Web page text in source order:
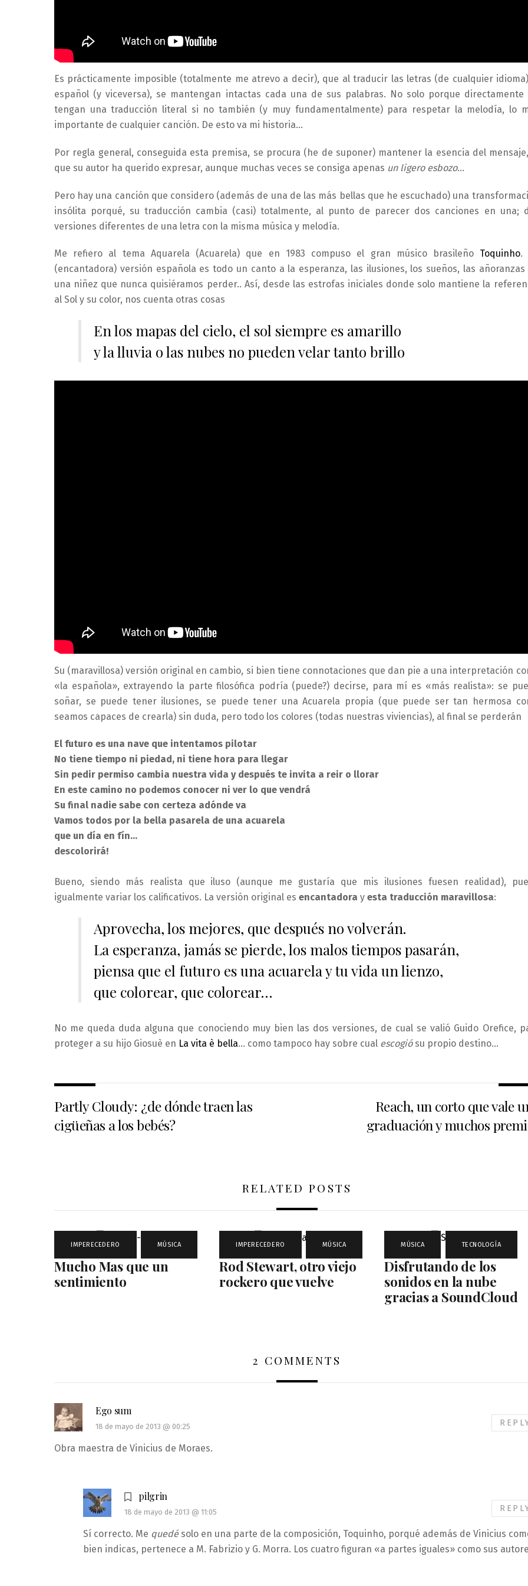
Es prácticamente imposible (totalmente me atrevo a decir), que al traducir las letras (de cualquier
español (y viceversa), se mantengan intactas cada una de sus palabras. No solo porque directamente
tengan una traducción literal si no también (y muy fundamentalmente) para respetar la melodía, lo
importante de cualquier canción. De esto va mi historia…
Por regla general, conseguida esta premisa, se procura (he de suponer) mantener la esencia del
que su autor ha querido expresar, aunque muchas veces se consiga apenas un ligero esbozo…
Pero hay una canción que considero (además de una de las más bellas que he escuchado) una
insólita porqué, su traducción cambia (casi) totalmente, al punto de parecer dos canciones en una;
versiones diferentes de una letra con la misma música y melodía.
Me refiero al tema Aquarela (Acuarela) que en 1983 compuso el gran músico brasileño Toquinho.
(encantadora) versión española es todo un canto a la esperanza, las ilusiones, los sueños, las añoranzas
una niñez que nunca quisiéramos perder.. Así, desde las estrofas iniciales donde solo mantiene la
al Sol y su color, nos cuenta otras cosas
En los mapas del cielo, el sol siempre es amarillo
y la lluvia o las nubes no pueden velar tanto brillo
Su (maravillosa) versión original en cambio, si bien tiene connotaciones que dan pie a una interpretación
«la española», extrayendo la parte filosófica podría (puede?) decirse, para mí es «más realista»: se
soñar, se puede tener ilusiones, se puede tener una Acuarela propia (que puede ser tan hermosa
seamos capaces de crearla) sin duda, pero todo los colores (todas nuestras viviencias), al final se perderán
El futuro es una nave que intentamos pilotar
No tiene tiempo ni piedad, ni tiene hora para llegar
Sin pedir permiso cambia nuestra vida y después te invita a reir o llorar
En este camino no podemos conocer ni ver lo que vendrá
Su final nadie sabe con certeza adónde va
Vamos todos por la bella pasarela de una acuarela
que un día en fín…
descolorirá!
Bueno, siendo más realista que iluso (aunque me gustaría que mis ilusiones fuesen realidad),
igualmente variar los calificativos. La versión original es encantadora y esta traducción maravillosa:
Aprovecha, los mejores, que después no volverán.
La esperanza, jamás se pierde, los malos tiempos pasarán,
piensa que el futuro es una acuarela y tu vida un lienzo,
que colorear, que colorear…
No me queda duda alguna que conociendo muy bien las dos versiones, de cual se valió Guido Orefice,
proteger a su hijo Giosuè en La vita è bella… como tampoco hay sobre cual escogiósu propio destino…
Partly Cloudy: ¿de dónde traen las
cigüeñas a los bebés?
Reach, un corto que vale
graduación y muchos
RELATED POSTS
IMPERECEDERO MÚSICA
Mucho Mas que un
sentimiento
IMPERECEDERO MÚSICA
Rod Stewart, otro viejo
rockero que vuelve
MÚSICA TECNOLOGÍA
Disfrutando de los
sonidos en la nube
gracias a SoundCloud
2 COMMENTS
Ego sum
18 de mayo de 2013 @ 00:25
Obra maestra de Vinicius de Moraes.
pilgrin
18 de mayo de 2013 @ 11:05
Sí correcto. Me quedésolo en una parte de la composición, Toquinho, porqué además de Vinicius
bien indicas, pertenece a M. Fabrizio y G. Morra. Los cuatro figuran «a partes iguales» como sus